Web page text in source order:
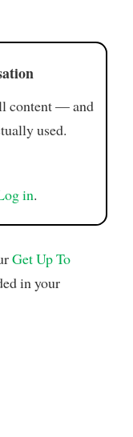
content — and
used.
in.
Get Up To
in your